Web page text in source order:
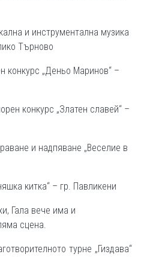
и инструментална музика
Търново
конкурс „Деньо Маринов“ –
конкурс „Златен славей“ –
и надпяване „Веселие в
китка“ – гр. Павликени
Гала вече има и
сцена.
турне „Гиздава“